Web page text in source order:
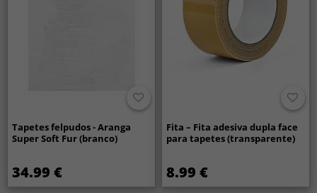
Tapetes felpudos - Aranga
Super Soft Fur (branco)
34.99 €
Fita – Fita adesiva dupla face
para tapetes (transparente)
8.99 €